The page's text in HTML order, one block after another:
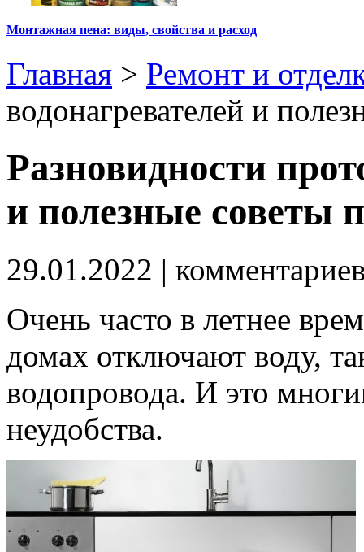
Монтажная пена: виды, свойства и расход
Главная > Ремонт и
водонагревателей и
Разновидности
и полезные советы
29.01.2022 |
Очень часто в летнее
домах отключают воду,
водопровода. И это
неудобства.